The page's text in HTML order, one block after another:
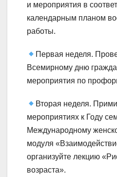
и мероприятия в
календарным планом
работы.
Первая неделя.
Всемирному дню
мероприятия по
Вторая неделя.
мероприятиях к Году
Международному
модуля
организуйте лекцию
возраста».